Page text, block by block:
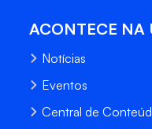
ACONTECE NA
Notícias
Eventos
Central de